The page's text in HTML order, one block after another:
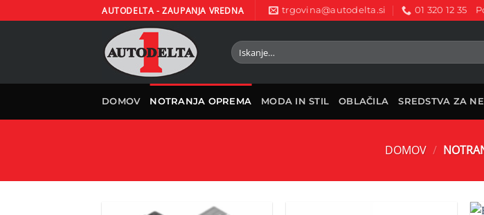
na
AUTODELTA - ZAUPANJA VREDNA trgovina@autodelta.si 01 320 12 35
Išči:
DOMOV NOTRANJA OPREMA MODA IN STIL OBLAČILA SREDSTVA ZA
DOMOV /